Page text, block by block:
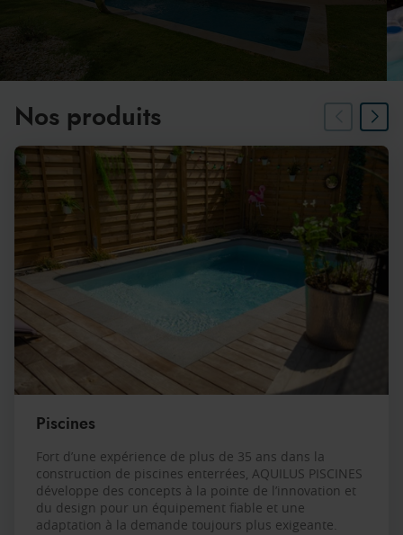
Nos produits
Piscines
Fort d’une expérience de plus de 35 ans dans la
construction de piscines enterrées, AQUILUS PISCINES
développe des concepts à la pointe de l’innovation et
du design pour un équipement fiable et une
adaptation à la demande toujours plus exigeante.